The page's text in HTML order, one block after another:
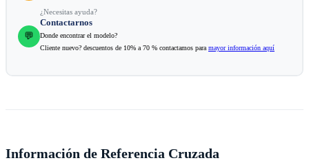
💬
¿Necesitas ayuda?
Contactarnos
Donde encontrar el modelo?
Cliente nuevo? descuentos de 10% a 70 % contactamos para mayor información aquí
Información de Referencia Cruzada